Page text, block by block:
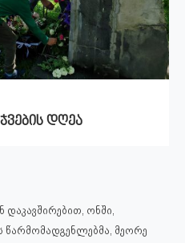
დღეა
დაკავშირებით, ონში,
მეორე